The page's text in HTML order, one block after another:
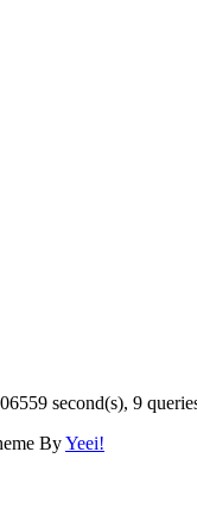
second(s), 9
ByYeei!